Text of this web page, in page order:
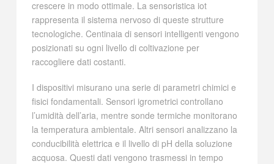
crescere in modo ottimale. La sensoristica iot
rappresenta il sistema nervoso di queste strutture
tecnologiche. Centinaia di sensori intelligenti vengono
posizionati su ogni livello di coltivazione per
raccogliere dati costanti.
I dispositivi misurano una serie di parametri chimici e
fisici fondamentali. Sensori igrometrici controllano
l’umidità dell’aria, mentre sonde termiche monitorano
la temperatura ambientale. Altri sensori analizzano la
conducibilità elettrica e il livello di pH della soluzione
acquosa. Questi dati vengono trasmessi in tempo